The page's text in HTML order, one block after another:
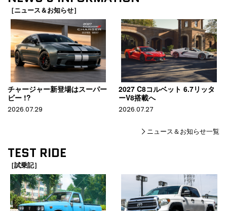
［ニュース＆お知らせ］
チャージャー新登場はスーパー
ビー !?
2026.07.29
2027 C8コルベット 6.7リッタ
ーV8搭載へ
2026.07.27
ニュース＆お知らせ一覧
TEST RIDE
［試乗記］